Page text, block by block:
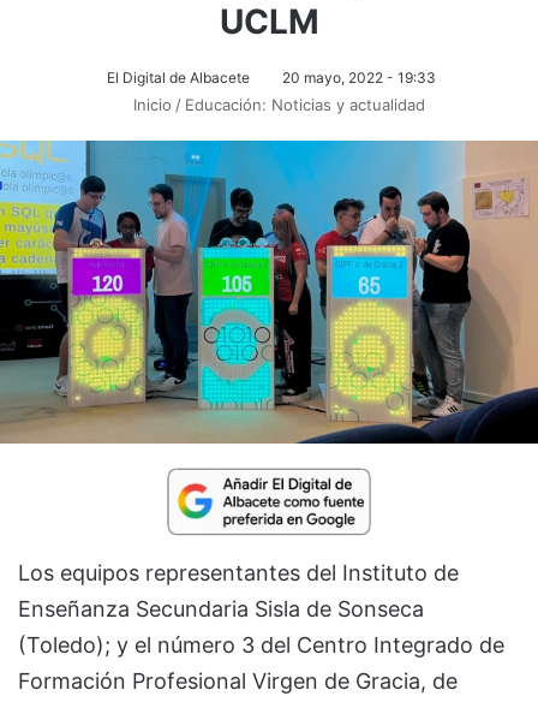
UCLM
El Digital de Albacete 20 mayo, 2022 - 19:33
Inicio / Educación: Noticias y actualidad
Los equipos representantes del Instituto de
Enseñanza Secundaria Sisla de Sonseca
(Toledo); y el número 3 del Centro Integrado de
Formación Profesional Virgen de Gracia, de